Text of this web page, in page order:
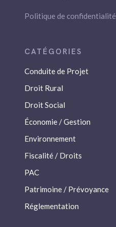
Politique de confidentialité
Conduite de Projet
Droit Rural
Droit Social
Économie / Gestion
Environnement
Fiscalité / Droits
PAC
Patrimoine / Prévoyance
Réglementation